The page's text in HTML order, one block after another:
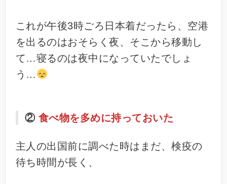
これが午後3時ごろ日本着だったら、空港
を出るのはおそらく夜、そこから移動し
て…寝るのは夜中になっていたでしょ
う…
② 食べ物を多めに持っておいた
主人の出国前に調べた時はまだ、検疫の
待ち時間が長く、